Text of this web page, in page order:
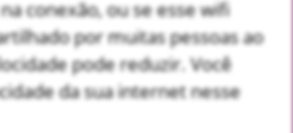
conexão, ou se esse wifi
por muitas pessoas ao
pode reduzir. Você
da sua internet nesse